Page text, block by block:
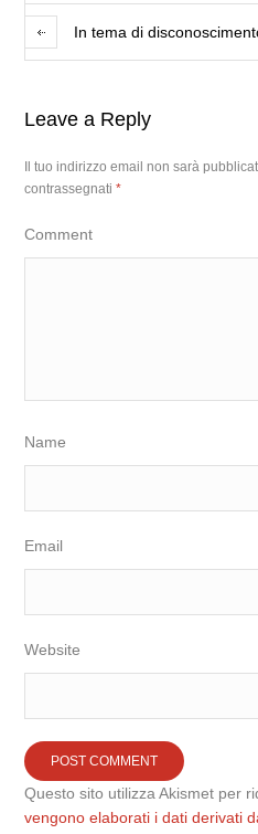
In tema di
Leave a Reply
Il tuo indirizzo email non sarà
contrassegnati*
Comment
Name
Email
Website
Questo sito utilizza Akismet per
vengono elaborati i dati derivati